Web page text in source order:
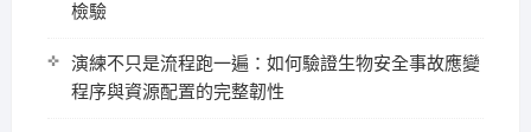
檢驗
演練不只是流程跑一遍：如何驗證生物安全事故應變
程序與資源配置的完整韌性